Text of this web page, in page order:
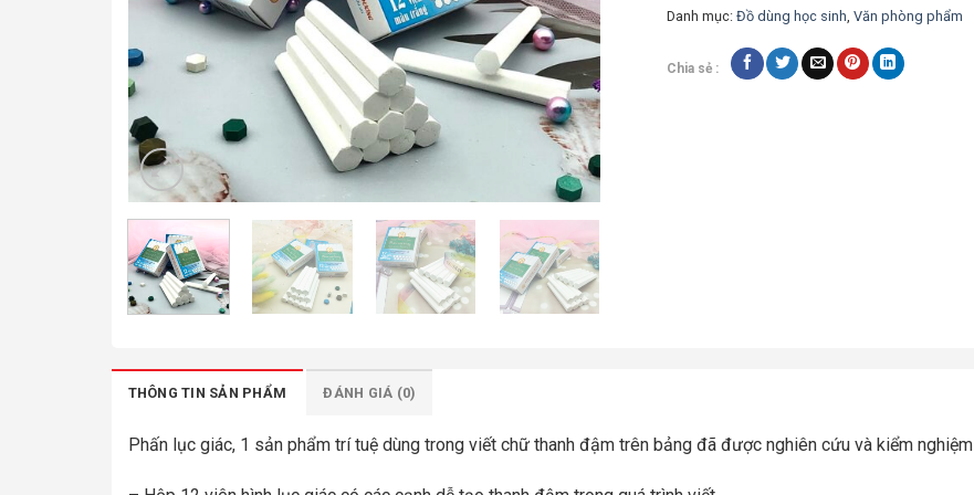
Danh mục:Đồ dùng học sinh ,Văn phòng phẩm
Chia sẻ :
THÔNG TIN SẢN PHẨM ĐÁNH GIÁ (0)
Phấn lục giác, 1 sản phẩm trí tuệ dùng trong viết chữ thanh đậm trên bảng đã được nghiên cứu và kiểm nghiệm